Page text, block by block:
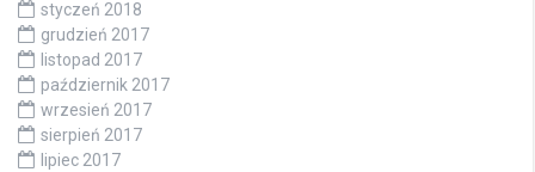
styczeń 2018
grudzień 2017
listopad 2017
październik 2017
wrzesień 2017
sierpień 2017
lipiec 2017